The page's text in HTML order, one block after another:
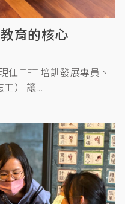
育的核心
任 TFT 培訓發展專員、
工） 讓…